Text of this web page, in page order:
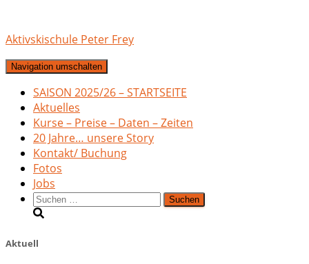
Aktivskischule Peter Frey
Navigation umschalten
SAISON 2025/26 – STARTSEITE
Aktuelles
Kurse – Preise – Daten – Zeiten
20 Jahre… unsere Story
Kontakt/ Buchung
Fotos
Jobs
Suchen
nach:
Aktuell